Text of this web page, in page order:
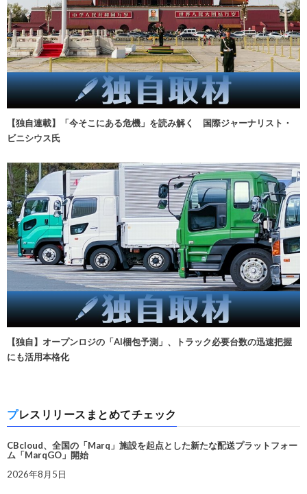
【独自連載】「今そこにある危機」を読み解く 国際ジャーナリスト・
ビニシウス氏
【独自】オープンロジの「AI梱包予測」、トラック必要台数の迅速把握
にも活用本格化
プレスリリースまとめてチェック
CBcloud、全国の「Marq」施設を起点とした新たな配送プラットフォー
ム「MarqGO」開始
2026年8月5日